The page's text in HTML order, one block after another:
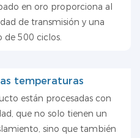
en oro proporciona al
de transmisión y una
500 ciclos.
temperaturas
están procesadas con
que no solo tienen un
sino que también